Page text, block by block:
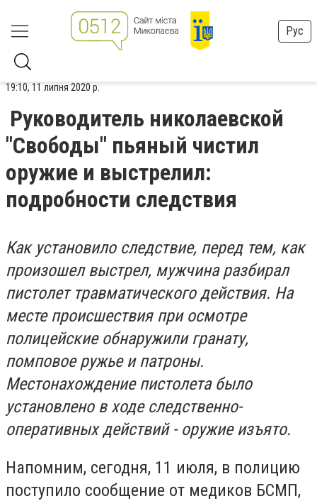
Рус
19:10, 11 липня 2020 р.
Руководитель николаевской
"Свободы" пьяный чистил
оружие и выстрелил:
подробности следствия
Как установило следствие, перед тем, как
произошел выстрел, мужчина разбирал
пистолет травматического действия. На
месте происшествия при осмотре
полицейские обнаружили гранату,
помповое ружье и патроны.
Местонахождение пистолета было
установлено в ходе следственно-
оперативных действий - оружие изъято.
Напомним, сегодня, 11 июля, в полицию
поступило сообщение от медиков БСМП,